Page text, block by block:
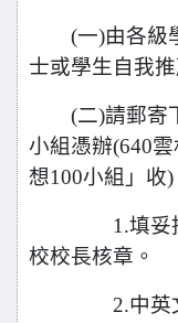
(一)由各級
士或學生自我推
(二)請郵寄
小組憑辦(640雲
想100小組」收)
1.填妥
校校長核章。
2.中英